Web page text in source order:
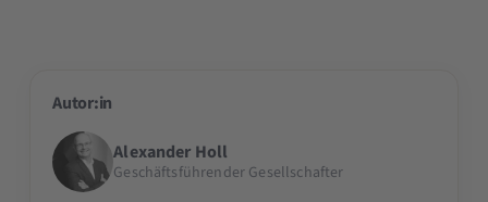
Autor:in
Alexander Holl
Geschäftsführender Gesellschafter